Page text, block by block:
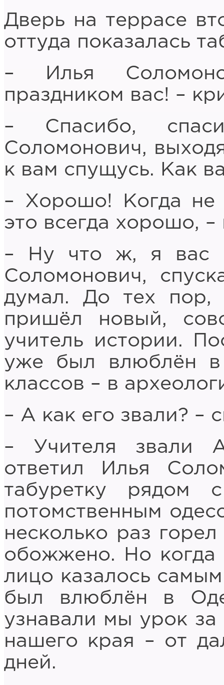
Дверь на террасе
оттуда показалась
– Илья
праздником вас! –
– Спасибо,
Соломонович,
к вам спущусь. Как
– Хорошо! Когда
это всегда хорошо,
– Ну что ж, я вас
Соломонович,
думал. До тех
пришёл новый,
учитель истории.
уже был влюблён
классов – в
– А как его звали? –
– Учителя звали
ответил Илья
табуретку
потомственным
несколько раз
обожжено. Но когда
лицо казалось
был влюблён в
узнавали мы урок
нашего края – от
дней.